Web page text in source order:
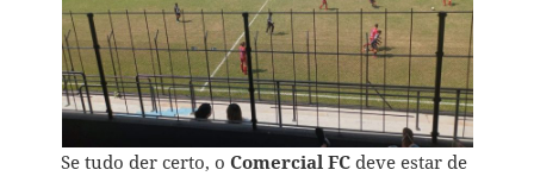
Se tudo der certo, oComercial FC deve estar de